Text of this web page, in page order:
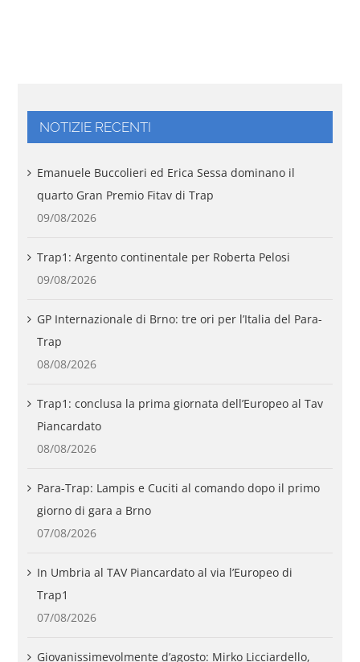
NOTIZIE RECENTI
Emanuele Buccolieri ed Erica Sessa dominano il
quarto Gran Premio Fitav di Trap
09/08/2026
Trap1: Argento continentale per Roberta Pelosi
09/08/2026
GP Internazionale di Brno: tre ori per l’Italia del Para-
Trap
08/08/2026
Trap1: conclusa la prima giornata dell’Europeo al Tav
Piancardato
08/08/2026
Para-Trap: Lampis e Cuciti al comando dopo il primo
giorno di gara a Brno
07/08/2026
In Umbria al TAV Piancardato al via l’Europeo di
Trap1
07/08/2026
Giovanissimevolmente d’agosto: Mirko Licciardello,